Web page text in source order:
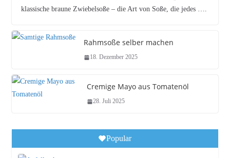
klassische braune Zwiebelsoße – die Art von Soße, die jedes ….
Rahmsoße selber machen
18. Dezember 2025
Cremige Mayo aus Tomatenöl
28. Juli 2025
Popular